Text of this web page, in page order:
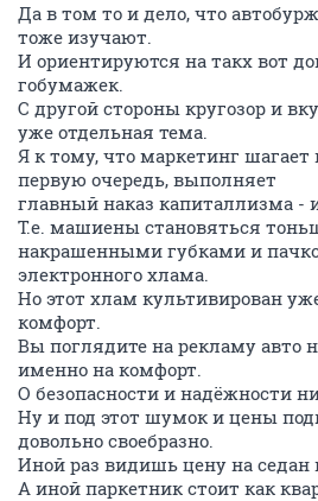
Да в том то и дело, что
тоже изучают.
И ориентируются на такх вот
гобумажек.
С другой стороны кругозор и
уже отдельная тема.
Я к тому, что маркетинг шагает
первую очередь, выполняет
главный наказ капиталлизма -
Т.е. машиены становяться
накрашенными губками и
электронного хлама.
Но этот хлам культивирован
комфорт.
Вы поглядите на рекламу авто
именно на комфорт.
О безопасности и надёжности
Ну и под этот шумок и цены
довольно своебразно.
Иной раз видишь цену на седан
А иной паркетник стоит как